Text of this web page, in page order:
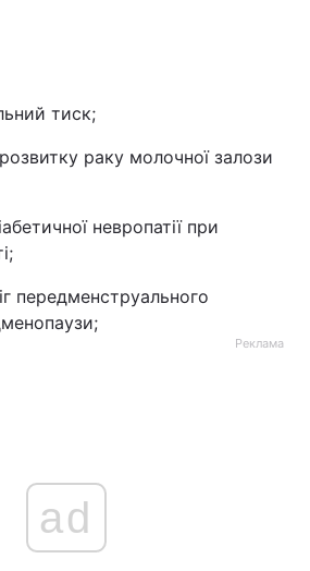
тиск;
раку молочної залози
невропатії при
передменструального
Реклама
ad